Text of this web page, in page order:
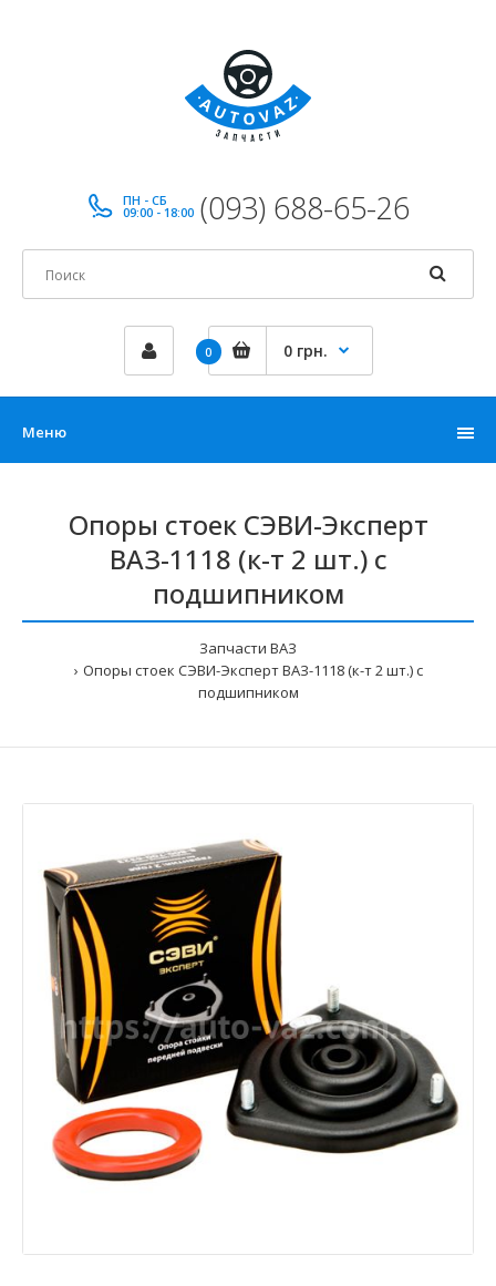
ПН - СБ
09:00 - 18:00 (093) 688-65-26
0 0 грн.
Меню
Опоры стоек СЭВИ-Эксперт
ВАЗ-1118 (к-т 2 шт.) с
подшипником
Запчасти ВАЗ
Опоры стоек СЭВИ-Эксперт ВАЗ-1118 (к-т 2 шт.) с
подшипником